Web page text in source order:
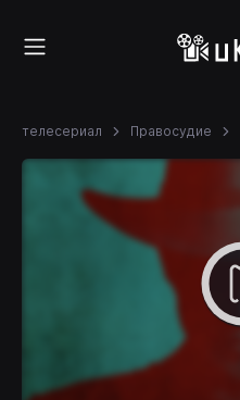
телесериал Правосудие